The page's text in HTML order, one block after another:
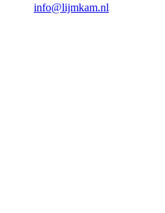
info@lijmkam.nl